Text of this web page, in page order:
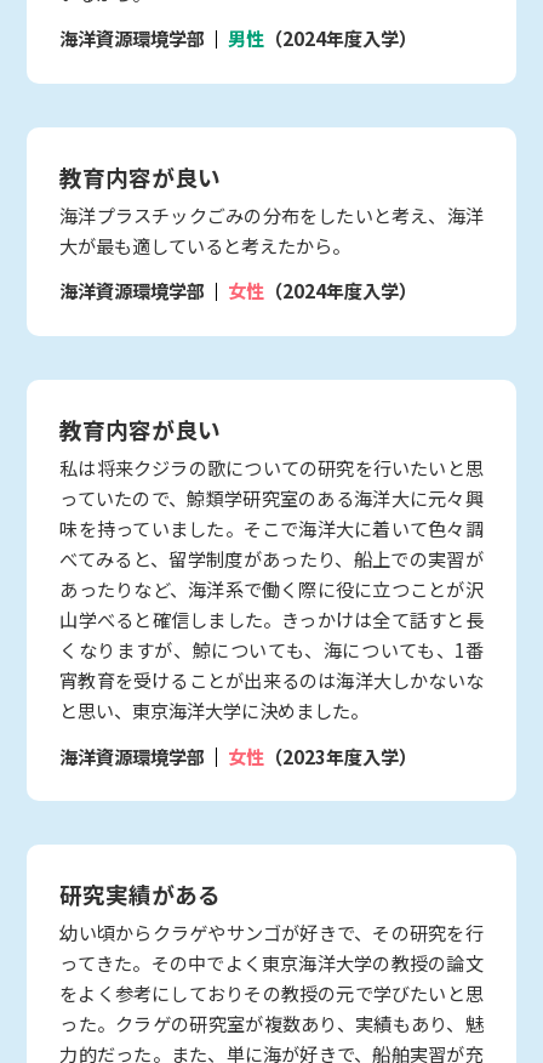
海洋資源環境学部
男性 （2024年度入学）
教育内容が良い
海洋プラスチックごみの分布をしたいと考え、海洋
大が最も適していると考えたから。
海洋資源環境学部
女性 （2024年度入学）
教育内容が良い
私は将来クジラの歌についての研究を行いたいと思
っていたので、鯨類学研究室のある海洋大に元々興
味を持っていました。そこで海洋大に着いて色々調
べてみると、留学制度があったり、船上での実習が
あったりなど、海洋系で働く際に役に立つことが沢
山学べると確信しました。きっかけは全て話すと長
くなりますが、鯨についても、海についても、1番
宵教育を受けることが出来るのは海洋大しかないな
と思い、東京海洋大学に決めました。
海洋資源環境学部
女性 （2023年度入学）
研究実績がある
幼い頃からクラゲやサンゴが好きで、その研究を行
ってきた。その中でよく東京海洋大学の教授の論文
をよく参考にしておりその教授の元で学びたいと思
った。クラゲの研究室が複数あり、実績もあり、魅
力的だった。また、単に海が好きで、船舶実習が充